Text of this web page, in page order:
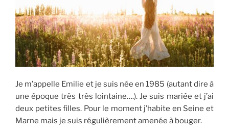
Je m’appelle Emilie et je suis née en 1985 (autant dire à
une époque très très lointaine….). Je suis mariée et j’ai
deux petites filles. Pour le moment j’habite en Seine et
Marne mais je suis régulièrement amenée à bouger.